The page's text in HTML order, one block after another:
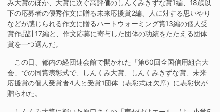
み大賞のほか、大賞に次ぐ高評価のしんくみきずな賞1編、18歳以
下の応募者の優秀作文に贈る未来応援賞2編、人に対する思いやり
などが感じられる作文に贈るハートウォーミング賞13編の個人受
賞作品計17編と、作文応募に寄与した団体の功績をたたえる団体
賞を一つ選んだ。
この日、都内の経団連会館で開かれた「第60回全国信用組合大
会」での同賞表彰式で、しんくみ大賞、しんくみきずな賞、未来
応援賞の個人受賞者4人と受賞1団体（表彰式は欠席）に表彰状が
贈られた。